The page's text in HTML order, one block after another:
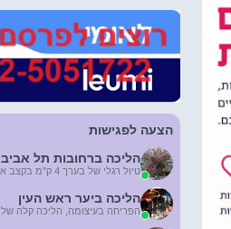
הצעה לפגישות
הליכה ברחובות תל אביב
טיול רגלי של בערך 4 ק"מ בקצב א...
הליכה ביער ראש העין
הפריחה בעיצומה, הליכה קלה של 3...